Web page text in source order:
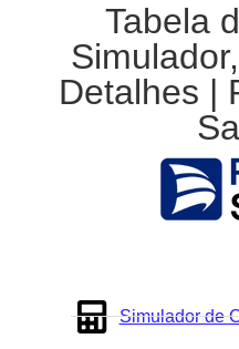
Tabela
Detalhes |
Simulador de